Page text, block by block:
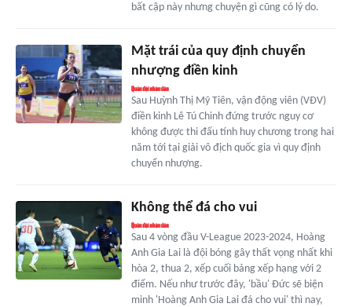
bất cập này nhưng chuyện gì cũng có lý do.
Mặt trái của quy định chuyển
nhượng điền kinh
Sau Huỳnh Thị Mỹ Tiên, vận động viên (VĐV)
điền kinh Lê Tú Chinh đứng trước nguy cơ
không được thi đấu tính huy chương trong hai
năm tới tại giải vô địch quốc gia vì quy định
chuyển nhượng.
Không thể đá cho vui
Sau 4 vòng đầu V-League 2023-2024, Hoàng
Anh Gia Lai là đội bóng gây thất vọng nhất khi
hòa 2, thua 2, xếp cuối bảng xếp hạng với 2
điểm. Nếu như trước đây, 'bầu' Đức sẽ biện
minh 'Hoàng Anh Gia Lai đá cho vui' thì nay,